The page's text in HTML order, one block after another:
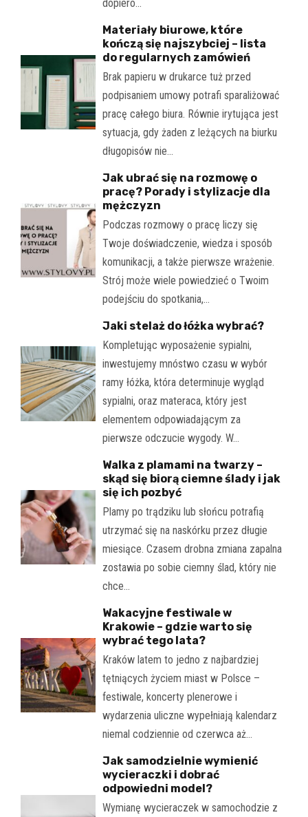
dopiero…
Materiały biurowe, które
kończą się najszybciej – lista
do regularnych zamówień
Brak papieru w drukarce tuż przed
podpisaniem umowy potrafi sparaliżować
pracę całego biura. Równie irytująca jest
sytuacja, gdy żaden z leżących na biurku
długopisów nie…
Jak ubrać się na rozmowę o
pracę? Porady i stylizacje dla
mężczyzn
Podczas rozmowy o pracę liczy się
Twoje doświadczenie, wiedza i sposób
komunikacji, a także pierwsze wrażenie.
Strój może wiele powiedzieć o Twoim
podejściu do spotkania,…
Jaki stelaż do łóżka wybrać?
Kompletując wyposażenie sypialni,
inwestujemy mnóstwo czasu w wybór
ramy łóżka, która determinuje wygląd
sypialni, oraz materaca, który jest
elementem odpowiadającym za
pierwsze odczucie wygody. W…
Walka z plamami na twarzy –
skąd się biorą ciemne ślady i jak
się ich pozbyć
Plamy po trądziku lub słońcu potrafią
utrzymać się na naskórku przez długie
miesiące. Czasem drobna zmiana zapalna
zostawia po sobie ciemny ślad, który nie
chce…
Wakacyjne festiwale w
Krakowie – gdzie warto się
wybrać tego lata?
Kraków latem to jedno z najbardziej
tętniących życiem miast w Polsce –
festiwale, koncerty plenerowe i
wydarzenia uliczne wypełniają kalendarz
niemal codziennie od czerwca aż…
Jak samodzielnie wymienić
wycieraczki i dobrać
odpowiedni model?
Wymianę wycieraczek w samochodzie z